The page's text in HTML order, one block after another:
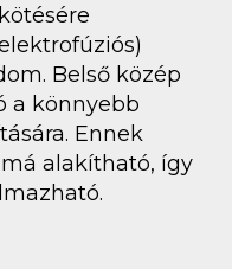
Belső közép
a könnyebb
Ennek
alakítható, így